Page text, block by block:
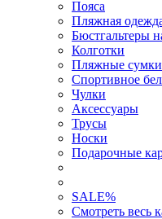
Пояса
Пляжная
Бюстгальтеры
Колготки
Пляжные сумки
Спортивное
Чулки
Аксессуары
Трусы
Носки
Подарочные
SALE%
Смотреть весь